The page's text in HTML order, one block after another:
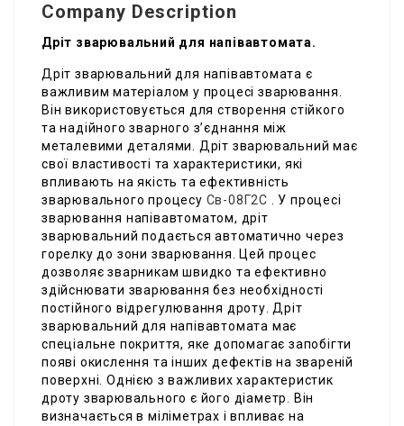
Company Description
Дріт зварювальний для напівавтомата.
Дріт зварювальний для напівавтомата є
важливим матеріалом у процесі зварювання.
Він використовується для створення стійкого
та надійного зварного з’єднання між
металевими деталями. Дріт зварювальний має
свої властивості та характеристики, які
впливають на якість та ефективність
зварювального процесу Св-08Г2С . У процесі
зварювання напівавтоматом, дріт
зварювальний подається автоматично через
горелку до зони зварювання. Цей процес
дозволяє зварникам швидко та ефективно
здійснювати зварювання без необхідності
постійного відрегулювання дроту. Дріт
зварювальний для напівавтомата має
спеціальне покриття, яке допомагає запобігти
появі окислення та інших дефектів на звареній
поверхні. Однією з важливих характеристик
дроту зварювального є його діаметр. Він
визначається в міліметрах і впливає на